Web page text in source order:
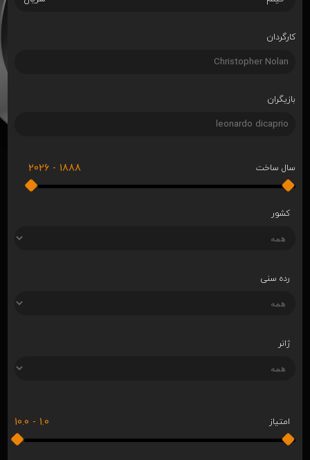
کارگردان
بازیگران
سال ساخت 1888
-
2026
کشور
رده سنی
ژانر
امتیاز 1.0
-
10.0